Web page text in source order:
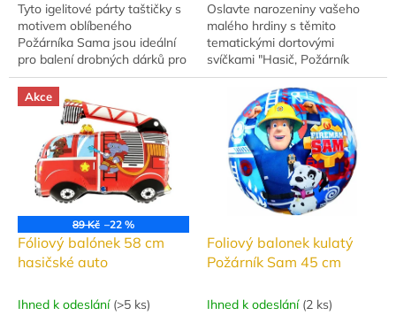
Tyto igelitové párty taštičky s
motivem oblíbeného
Požárníka Sama jsou ideální
pro balení drobných dárků pro
kamarády nebo hosty na vaší
oslavě. Taštičky jsou
oboustranně...
Oslavte narozeniny vašeho
malého hrdiny s těmito
tematickými dortovými
svíčkami "Hasič, Požárník
Sam". Sada obsahuje čtyři
barevné svíčky, které
dokonale ozdobí každý...
Akce
89 Kč –22 %
Fóliový balónek 58 cm
hasičské auto
Ihned k odeslání (>5 ks)
Foliový balonek kulatý
Požárník Sam 45 cm
Ihned k odeslání (2 ks)